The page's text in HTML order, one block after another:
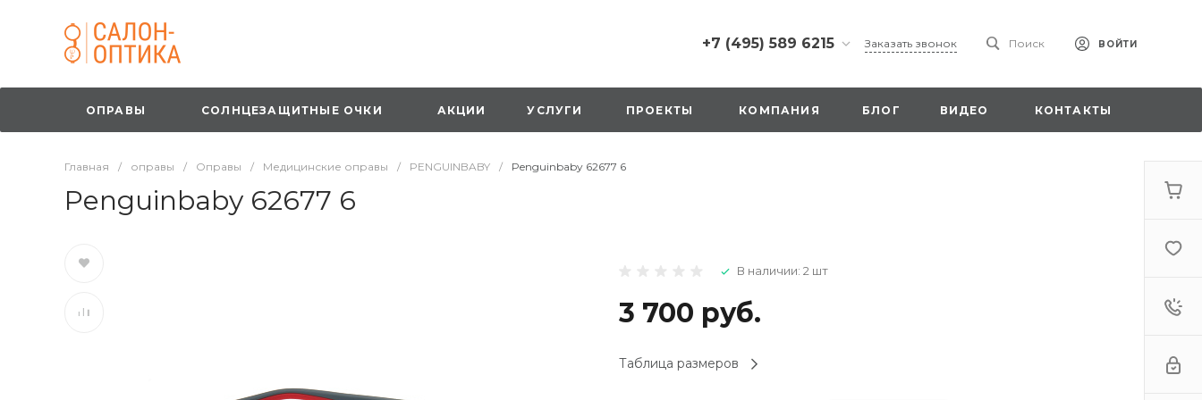
+7 (495) 589 6215
+7 (495) 589 6215
г. Москва, Русаковская
ул., д.1, вход с улицы со
стороны ТТК
г. Москва,
оранжевая вывеска
напротив «Перекрестка»
на 1 этаже
1 мая: 10:00-19:00
Заказать звонок Поиск ВОЙТИ
ОПРАВЫ СОЛНЦЕЗАЩИТНЫЕ ОЧКИ АКЦИИ УСЛУГИ ПРОЕКТЫ КОМПАНИЯ БЛОГ ВИДЕО КОНТАКТЫ
Главная / оправы / Оправы / Медицинские оправы / PENGUINBABY / Penguinbaby 62677 6
Penguinbaby 62677 6
В наличии: 2 шт
3 700 руб.
Таблица размеров